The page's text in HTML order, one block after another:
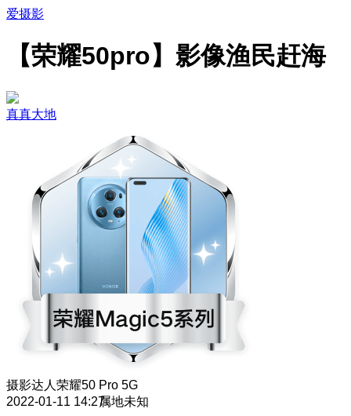
爱摄影
【荣耀50pro】影像渔民赶海
真真大地
摄影达人 荣耀50 Pro 5G
2022-01-11 14:27属地未知